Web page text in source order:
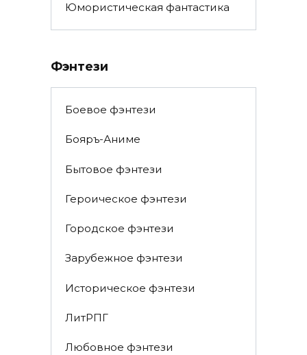
Юмористическая фантастика
Фэнтези
Боевое фэнтези
Бояръ-Аниме
Бытовое фэнтези
Героическое фэнтези
Городское фэнтези
Зарубежное фэнтези
Историческое фэнтези
ЛитРПГ
Любовное фэнтези